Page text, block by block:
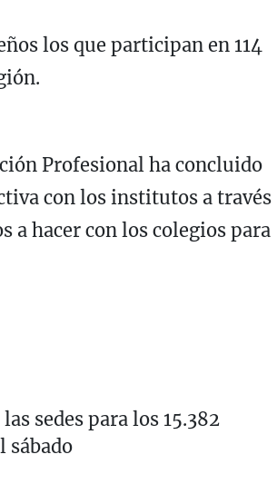
los que participan en 114
Profesional ha concluido
con los institutos a través
a hacer con los colegios para
sedes para los 15.382
sábado